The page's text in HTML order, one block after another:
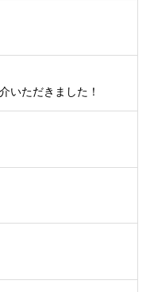
いただきました！